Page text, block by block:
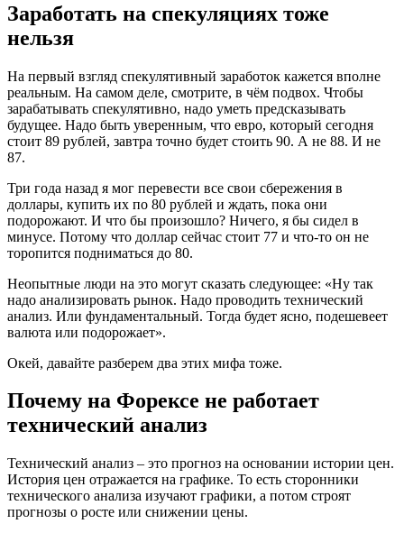
Заработать на спекуляциях тоже
нельзя
На первый взгляд спекулятивный заработок кажется вполне
реальным. На самом деле, смотрите, в чём подвох. Чтобы
зарабатывать спекулятивно, надо уметь предсказывать
будущее. Надо быть уверенным, что евро, который сегодня
стоит 89 рублей, завтра точно будет стоить 90. А не 88. И не
87.
Три года назад я мог перевести все свои сбережения в
доллары, купить их по 80 рублей и ждать, пока они
подорожают. И что бы произошло? Ничего, я бы сидел в
минусе. Потому что доллар сейчас стоит 77 и что-то он не
торопится подниматься до 80.
Неопытные люди на это могут сказать следующее: «Ну так
надо анализировать рынок. Надо проводить технический
анализ. Или фундаментальный. Тогда будет ясно, подешевеет
валюта или подорожает».
Окей, давайте разберем два этих мифа тоже.
Почему на Форексе не работает
технический анализ
Технический анализ – это прогноз на основании истории цен.
История цен отражается на графике. То есть сторонники
технического анализа изучают графики, а потом строят
прогнозы о росте или снижении цены.